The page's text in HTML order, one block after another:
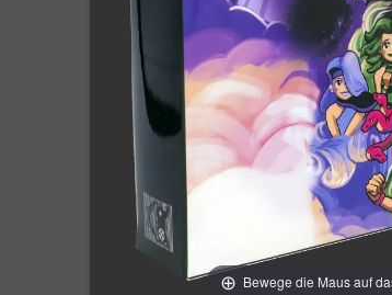
Bewege die Maus auf